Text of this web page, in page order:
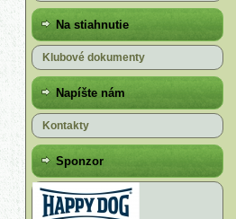
Na stiahnutie
Klubové dokumenty
Napíšte nám
Kontakty
Sponzor